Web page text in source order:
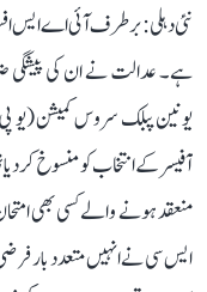
نئی دہلی: برطرف آئی اے ایس
ہے۔ عدالت نے ان کی پیشگی
یونین پبلک سروس کمیشن (یو
آفیسر کے انتخاب کو منسوخ کر
منعقد ہونے والے کسی بھی
ایس سی نے انہیں متعدد بار